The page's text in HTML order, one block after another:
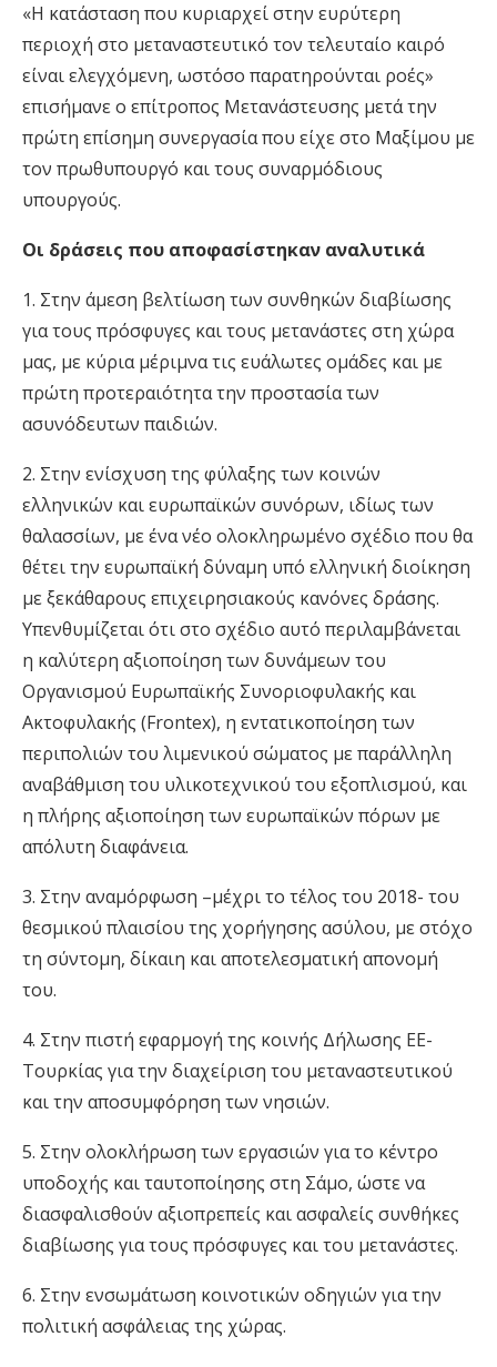
«Η κατάσταση που κυριαρχεί στην ευρύτερη
περιοχή στο μεταναστευτικό τον τελευταίο καιρό
είναι ελεγχόμενη, ωστόσο παρατηρούνται ροές»
επισήμανε ο επίτροπος Μετανάστευσης μετά την
πρώτη επίσημη συνεργασία που είχε στο Μαξίμου με
τον πρωθυπουργό και τους συναρμόδιους
υπουργούς.
Οι δράσεις που αποφασίστηκαν αναλυτικά
1. Στην άμεση βελτίωση των συνθηκών διαβίωσης
για τους πρόσφυγες και τους μετανάστες στη χώρα
μας, με κύρια μέριμνα τις ευάλωτες ομάδες και με
πρώτη προτεραιότητα την προστασία των
ασυνόδευτων παιδιών.
2. Στην ενίσχυση της φύλαξης των κοινών
ελληνικών και ευρωπαϊκών συνόρων, ιδίως των
θαλασσίων, με ένα νέο ολοκληρωμένο σχέδιο που θα
θέτει την ευρωπαϊκή δύναμη υπό ελληνική διοίκηση
με ξεκάθαρους επιχειρησιακούς κανόνες δράσης.
Υπενθυμίζεται ότι στο σχέδιο αυτό περιλαμβάνεται
η καλύτερη αξιοποίηση των δυνάμεων του
Οργανισμού Ευρωπαϊκής Συνοριοφυλακής και
Ακτοφυλακής (Frontex), η εντατικοποίηση των
περιπολιών του λιμενικού σώματος με παράλληλη
αναβάθμιση του υλικοτεχνικού του εξοπλισμού, και
η πλήρης αξιοποίηση των ευρωπαϊκών πόρων με
απόλυτη διαφάνεια.
3. Στην αναμόρφωση –μέχρι το τέλος του 2018- του
θεσμικού πλαισίου της χορήγησης ασύλου, με στόχο
τη σύντομη, δίκαιη και αποτελεσματική απονομή
του.
4. Στην πιστή εφαρμογή της κοινής Δήλωσης ΕΕ-
Τουρκίας για την διαχείριση του μεταναστευτικού
και την αποσυμφόρηση των νησιών.
5. Στην ολοκλήρωση των εργασιών για το κέντρο
υποδοχής και ταυτοποίησης στη Σάμο, ώστε να
διασφαλισθούν αξιοπρεπείς και ασφαλείς συνθήκες
διαβίωσης για τους πρόσφυγες και του μετανάστες.
6. Στην ενσωμάτωση κοινοτικών οδηγιών για την
πολιτική ασφάλειας της χώρας.